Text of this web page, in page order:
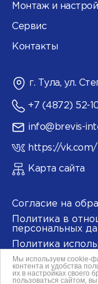
Монтаж и
Сервис
Контакты
г. Тула, ул.
+7 (4872) 52-
info@brevis-
https://
Карта сайта
Согласие на
Политика в
персональных
Политика
Согласие на
программами
Мы используем cookie-
контента и удобства
их в настройках своего
пользоваться сайтом,